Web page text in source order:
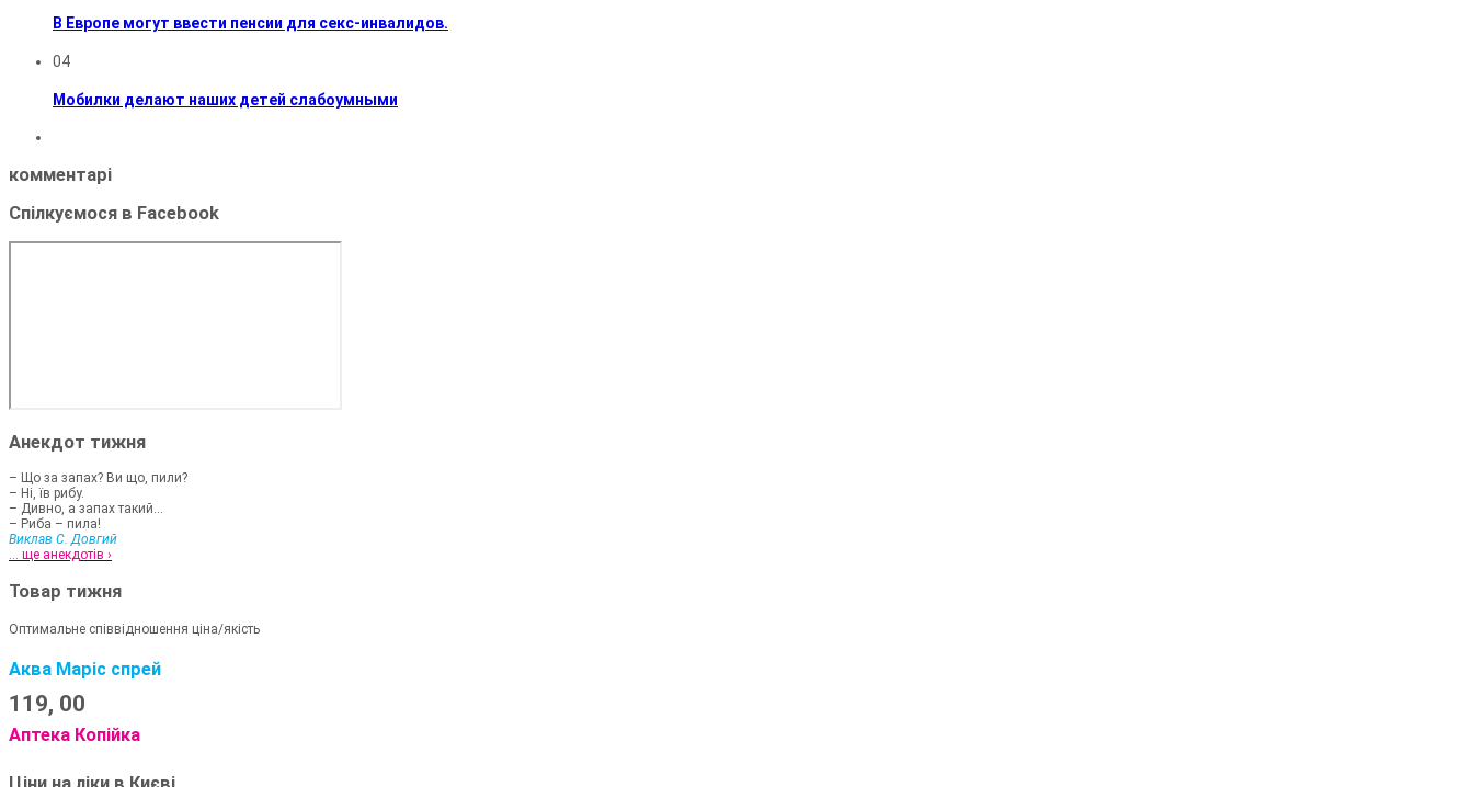
В Европе могут ввести пенсии для секс-инвалидов.
04
Мобилки делают наших детей слабоумными
комментарі
Спілкуємося в Facebook
Анекдот тижня
– Що за запах? Ви що, пили?
– Ні, їв рибу.
– Дивно, а запах такий...
– Риба – пила!
Виклав С. Довгий
... ще анекдотів ›
Товар тижня
Оптимальне співвідношення ціна/якість
Аква Маріс спрей
119, 00
Аптека Копійка
Ціни на ліки в Києві